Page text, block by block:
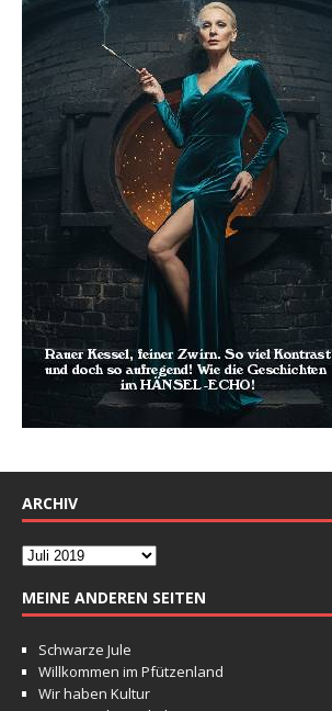
ARCHIV
MEINE ANDEREN SEITEN
Schwarze Jule
Willkommen im Pfützenland
Wir haben Kultur